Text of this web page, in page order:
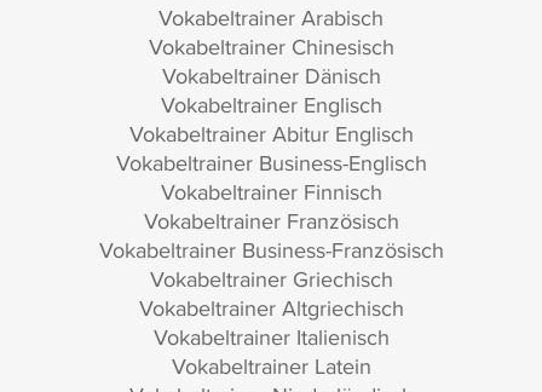
Vokabeltrainer Arabisch
Vokabeltrainer Chinesisch
Vokabeltrainer Dänisch
Vokabeltrainer Englisch
Vokabeltrainer Abitur Englisch
Vokabeltrainer Business-Englisch
Vokabeltrainer Finnisch
Vokabeltrainer Französisch
Vokabeltrainer Business-Französisch
Vokabeltrainer Griechisch
Vokabeltrainer Altgriechisch
Vokabeltrainer Italienisch
Vokabeltrainer Latein